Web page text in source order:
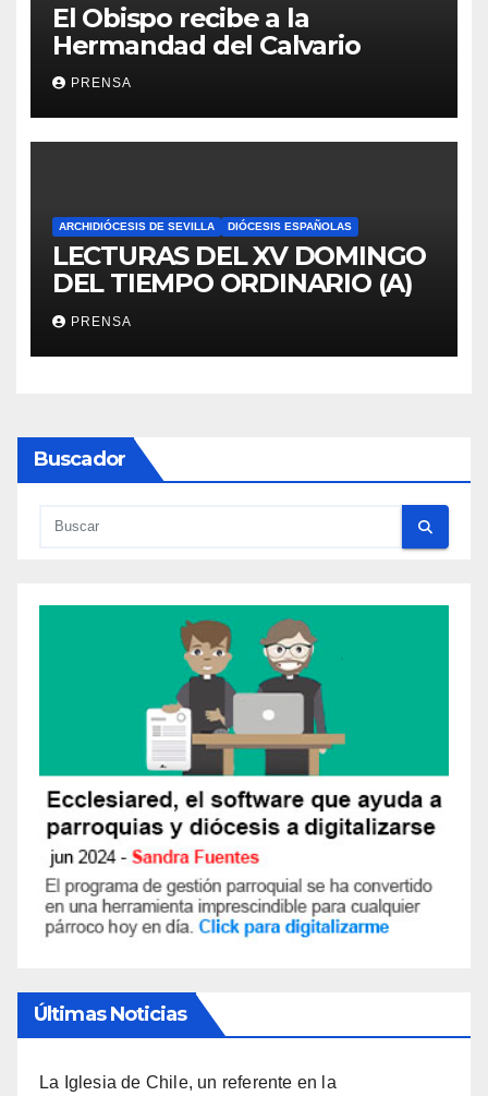
El Obispo recibe a la
Hermandad del Calvario
PRENSA
ARCHIDIÓCESIS DE SEVILLA DIÓCESIS ESPAÑOLAS
LECTURAS DEL XV DOMINGO
DEL TIEMPO ORDINARIO (A)
PRENSA
Buscador
Últimas Noticias
La Iglesia de Chile, un referente en la